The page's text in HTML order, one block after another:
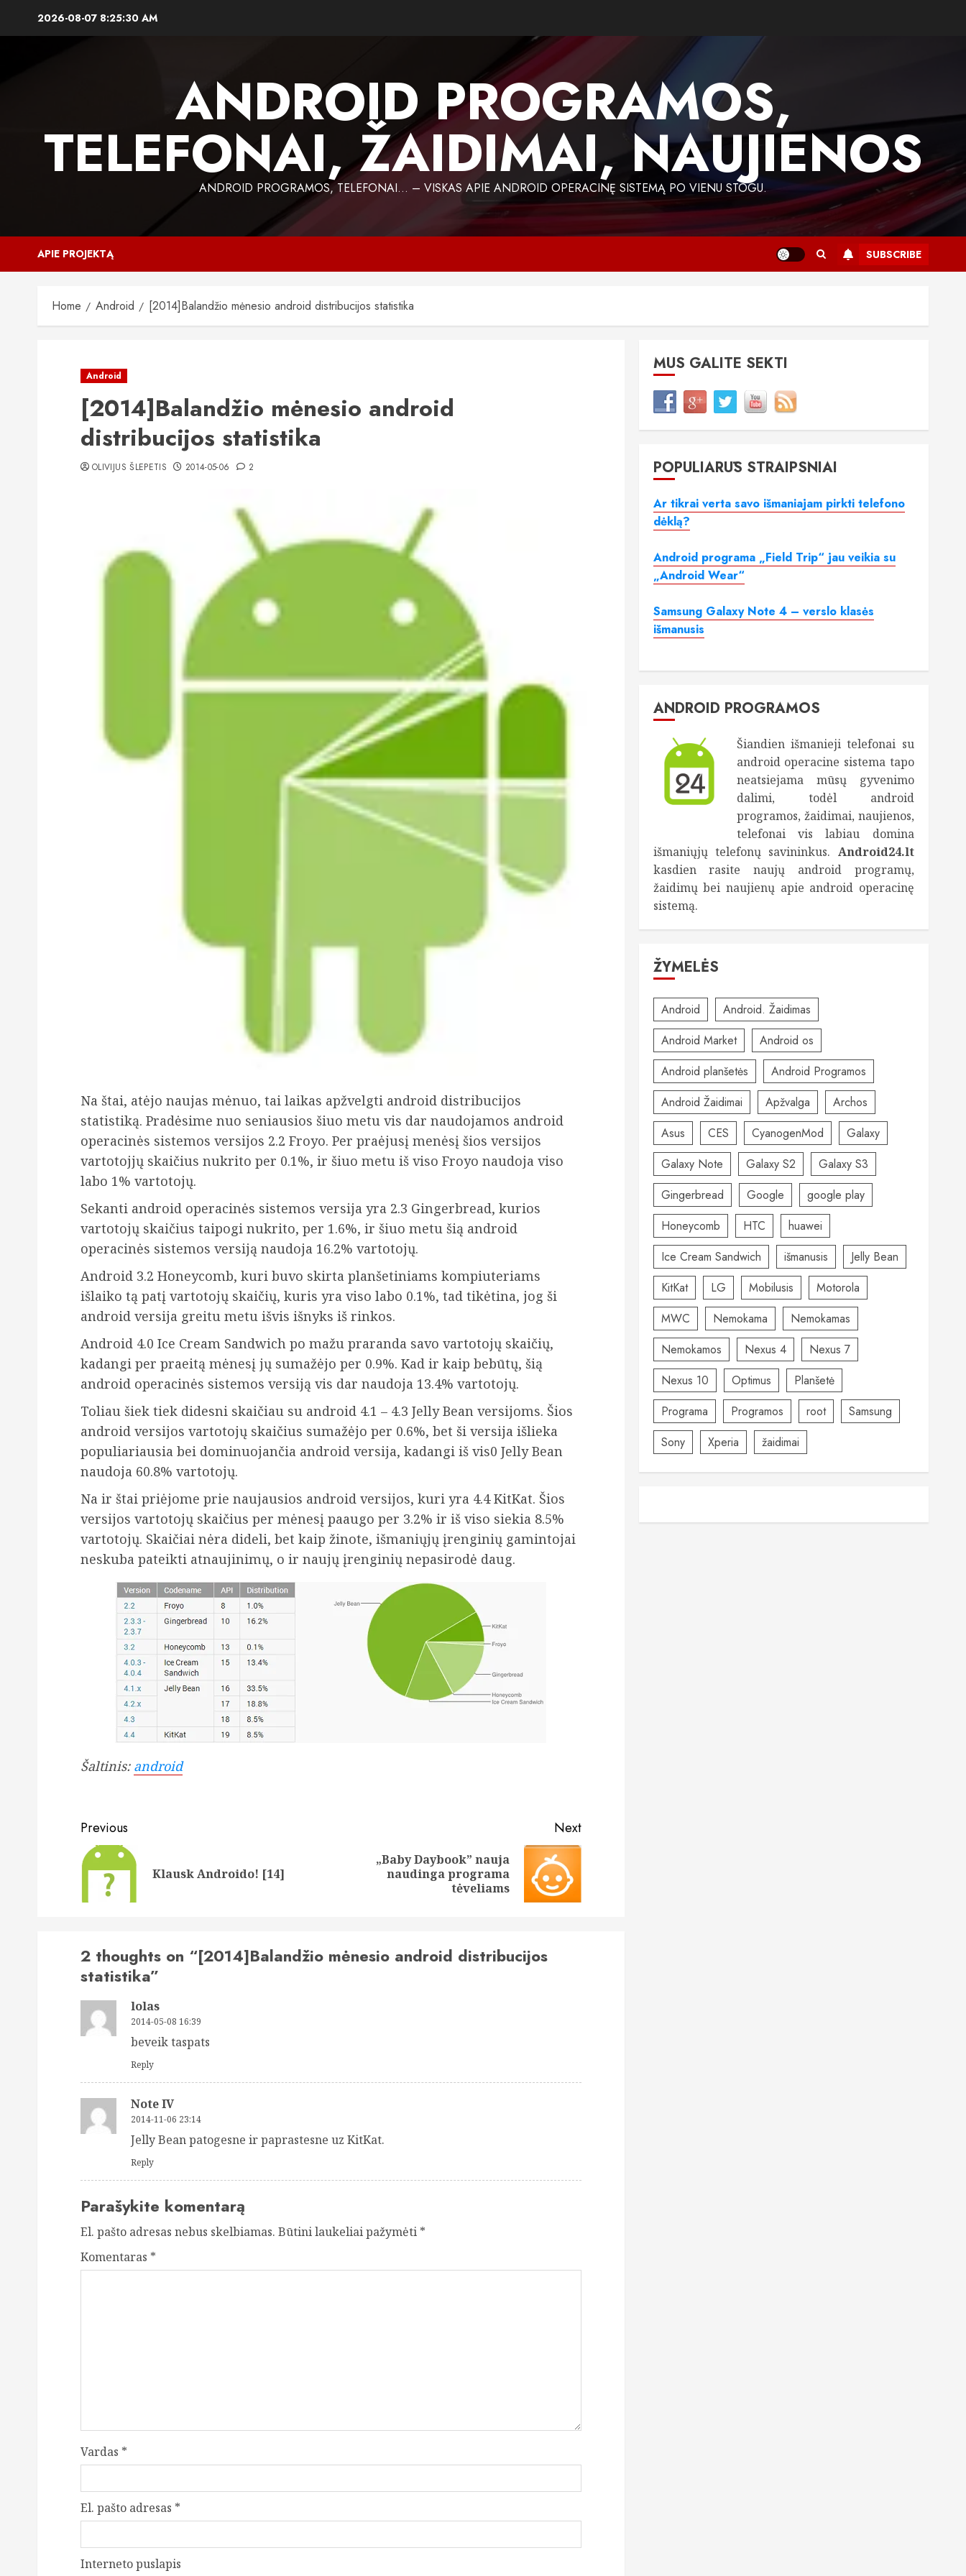
2026-08-07 8:25:31 AM
ANDROID PROGRAMOS,
TELEFONAI, ŽAIDIMAI, NAUJIENOS
ANDROID PROGRAMOS, TELEFONAI… – VISKAS APIE ANDROID OPERACINĘ SISTEMĄ PO VIENU STOGU.
APIE PROJEKTĄ SUBSCRIBE
Home Android [2014]Balandžio mėnesio android distribucijos statistika
Android
[2014]Balandžio mėnesio android
distribucijos statistika
OLIVIJUS ŠLEPETIS 2014-05-06 2
Na štai, atėjo naujas mėnuo, tai laikas apžvelgti android distribucijos
statistiką. Pradėsime nuo seniausios šiuo metu vis dar naudojamos android
operacinės sistemos versijos 2.2 Froyo. Per praėjusį menėsį šios versijos
vartotojjų skaičius nukrito per 0.1%, ir šiuo metu iš viso Froyo naudoja viso
labo 1% vartotojų.
Sekanti android operacinės sistemos versija yra 2.3 Gingerbread, kurios
vartotojų skaičius taipogi nukrito, per 1.6%, ir šiuo metu šią android
operacinės sistemos versiją naudoja 16.2% vartotojų.
Android 3.2 Honeycomb, kuri buvo skirta planšetiniams kompiuteriams
išlaiko tą patį vartotojų skaičių, kuris yra viso labo 0.1%, tad tikėtina, jog ši
android versija greitu metu išvis išnyks iš rinkos.
Android 4.0 Ice Cream Sandwich po mažu praranda savo vartotojų skaičių,
kadangi per praeitą mėnesį jų sumažėjo per 0.9%. Kad ir kaip bebūtų, šią
android operacinės sistemos versiją vis dar naudoja 13.4% vartotojų.
Toliau šiek tiek didesni skaičiau su android 4.1 – 4.3 Jelly Bean versijoms. Šios
android versijos vartotojų skaičius sumažėjo per 0.6%, bet ši versija išlieka
populiariausia bei dominuojančia android versija, kadangi iš vis0 Jelly Bean
naudoja 60.8% vartotojų.
Na ir štai priėjome prie naujausios android versijos, kuri yra 4.4 KitKat. Šios
versijos vartotojų skaičius per mėnesį paaugo per 3.2% ir iš viso siekia 8.5%
vartotojų. Skaičiai nėra dideli, bet kaip žinote, išmaniųjų įrenginių gamintojai
neskuba pateikti atnaujinimų, o ir naujų įrenginių nepasirodė daug.
Šaltinis: android
Post
navigation
Previous
Previous
Klausk Androido! [14]
Next
„Baby Daybook” nauja
naudinga programa
tėveliams
2 thoughts on “[2014]Balandžio mėnesio android distribucijos
statistika”
lolas
2014-05-08 16:39
beveik taspats
Reply
Note IV
2014-11-06 23:14
Jelly Bean patogesne ir paprastesne uz KitKat.
Reply
Parašykite komentarą
El. pašto adresas nebus skelbiamas. Būtini laukeliai pažymėti *
Komentaras *
Vardas *
El. pašto adresas *
Interneto puslapis
MUS GALITE SEKTI
POPULIARŪS STRAIPSNIAI
Ar tikrai verta savo išmaniajam pirkti telefono
dėklą?
Android programa „Field Trip“ jau veikia su
„Android Wear“
Samsung Galaxy Note 4 – verslo klasės
išmanusis
ANDROID PROGRAMOS
Šiandien išmanieji telefonai su
android operacine sistema tapo
neatsiejama mūsų gyvenimo
dalimi, todėl android
programos, žaidimai, naujienos,
telefonai vis labiau domina
išmaniųjų telefonų savininkus. Android24.lt
kasdien rasite naujų android programų,
žaidimų bei naujienų apie android operacinę
sistemą.
ŽYMELĖS
Android
Android. Žaidimas
Android Market
Android os
Android planšetės
Android Programos
Android Žaidimai
Apžvalga
Archos
Asus
CES CyanogenMod
Galaxy
Galaxy Note
Galaxy S2
Galaxy S3
Gingerbread
Google
google play
Honeycomb
HTC
huawei
Ice Cream Sandwich
išmanusis
Jelly Bean
KitKat
LG Mobilusis
Motorola
MWC
Nemokama
Nemokamas
Nemokamos
Nexus 4
Nexus 7
Nexus 10
Optimus
Planšetė
Programa
Programos root
Samsung
Sony
Xperia žaidimai